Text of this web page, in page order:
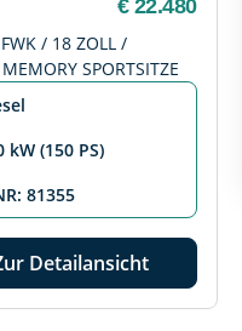
€ 22.480
/ 18 ZOLL /
SPORTSITZE
kW (150 PS)
81355
Detailansicht